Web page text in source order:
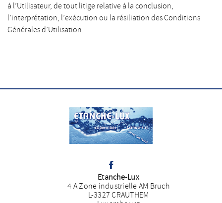
à l’Utilisateur, de tout litige relative à la conclusion,
l’interprétation, l’exécution ou la résiliation des Conditions
Générales d’Utilisation.
Etanche-Lux
4 A Zone industrielle AM Bruch
L-3327 CRAUTHEM